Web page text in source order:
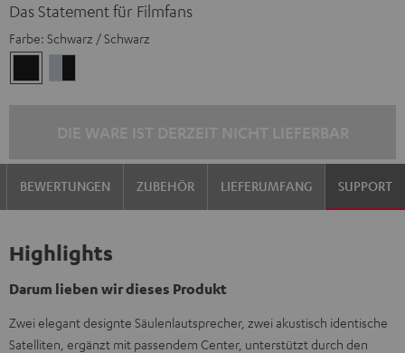
Das Statement für Filmfans
Farbe: Schwarz / Schwarz
/
BEWERTUNGEN ZUBEHÖR LIEFERUMFANG SUPPORT
Highlights
Darum lieben wir dieses Produkt
Zwei elegant designte Säulenlautsprecher, zwei akustisch identische
Satelliten, ergänzt mit passendem Center, unterstützt durch den